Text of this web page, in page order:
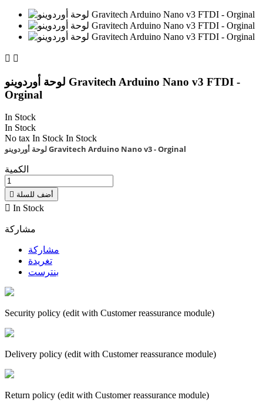
 
لوحة أوردوينو Gravitech Arduino Nano v3 FTDI -
Orginal
In Stock
In Stock
No tax In Stock In Stock
لوحة أوردوينو Gravitech Arduino Nano v3 - Orginal
الكمية
 أضف للسلة
 In Stock
مشاركة
مشاركة
تغريدة
بنترست
Security policy (edit with Customer reassurance module)
Delivery policy (edit with Customer reassurance module)
Return policy (edit with Customer reassurance module)